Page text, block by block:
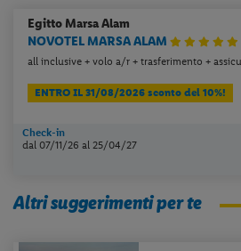
Egitto Marsa Alam
NOVOTEL MARSA ALAM
all inclusive + volo a/r + trasferimento +
ENTRO IL 31/08/2026 sconto del 10%!
Check-in
dal 07/11/26al 25/04/27
Altri suggerimenti per te